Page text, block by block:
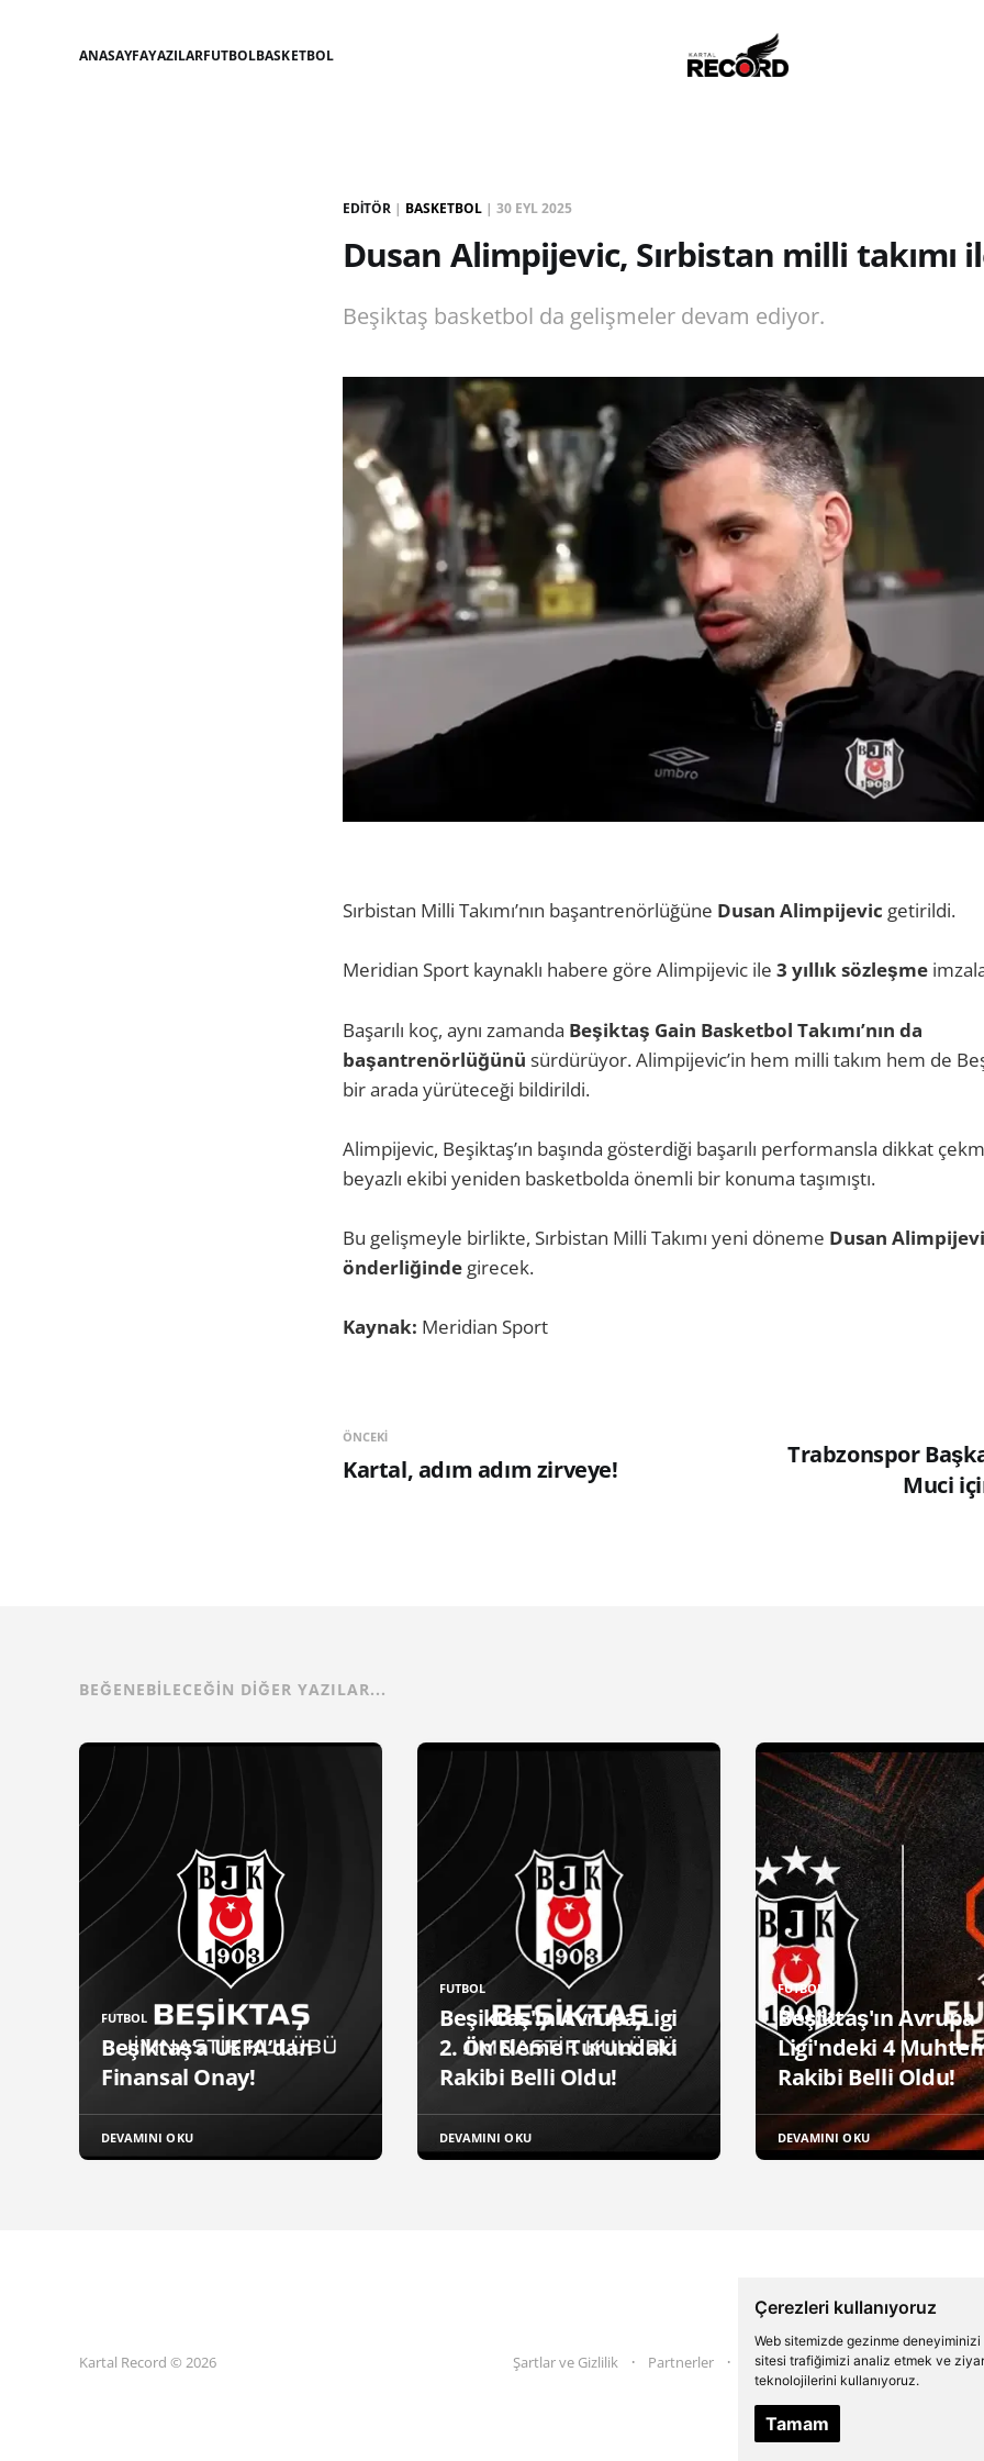
Çerezleri kullanıyoruz
Web sitemizde gezinme
sitesi trafiğimizi analiz etmek ve
teknolojilerini kullanıyoruz.
Tamam
ANASAYFAYAZILARFUTBOLBASKETBOL
EDITÖR | BASKETBOL | 30 EYL 2025
Dusan Alimpijevic, Sırbistan milli takımı
Beşiktaş basketbol da gelişmeler devam ediyor.
Sırbistan Milli Takımı’nın başantrenörlüğüne Dusan Alimpijevic getirildi.
Meridian Sport kaynaklı habere göre Alimpijevic ile 3 yıllık sözleşme
Başarılı koç, aynı zamanda Beşiktaş Gain Basketbol Takımı’nın da
başantrenörlüğünü sürdürüyor. Alimpijevic’in hem milli takım hem de
bir arada yürüteceği bildirildi.
Alimpijevic, Beşiktaş’ın başında gösterdiği başarılı performansla dikkat
beyazlı ekibi yeniden basketbolda önemli bir konuma taşımıştı.
Bu gelişmeyle birlikte, Sırbistan Milli Takımı yeni döneme Dusan
önderliğinde girecek.
Kaynak: Meridian Sport
ÖNCEKI
Kartal, adım adım zirveye!
Trabzonspor
Muci
BEĞENEBILECEĞIN DIĞER YAZILAR...
FUTBOL
Beşiktaş’a UEFA’dan
Finansal Onay!
DEVAMINI OKU
FUTBOL
Beşiktaş'ın Avrupa Ligi
2. Ön Eleme Turundaki
Rakibi Belli Oldu!
DEVAMINI OKU
FUTBOL
Beşiktaş'ın Avrupa
Ligi'ndeki 4
Rakibi Belli Oldu!
DEVAMINI OKU
Kartal Record © 2026 Şartlar ve Gizlilik Partnerler İletişim Twitter Instagram